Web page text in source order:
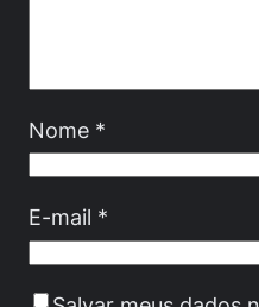
Nome *
E-mail *